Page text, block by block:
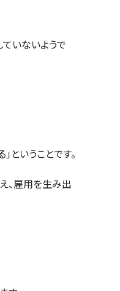
いないようで
ということです。
、雇用を生み出